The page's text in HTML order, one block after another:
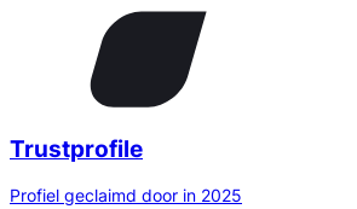
Trustprofile
Profiel geclaimd door in 2025